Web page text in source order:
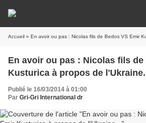
Accueil » En avoir ou pas : Nicolas fils de Bedos VS Emir
En avoir ou pas : Nicolas fils de
Kusturica à propos de
Publié le 16/03/2014 à 01:00
Par Gri-Gri International dr